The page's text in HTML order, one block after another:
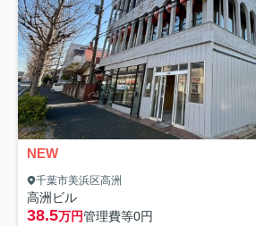
NEW
千葉市美浜区高洲
高洲ビル
38.5万円管理費等0円